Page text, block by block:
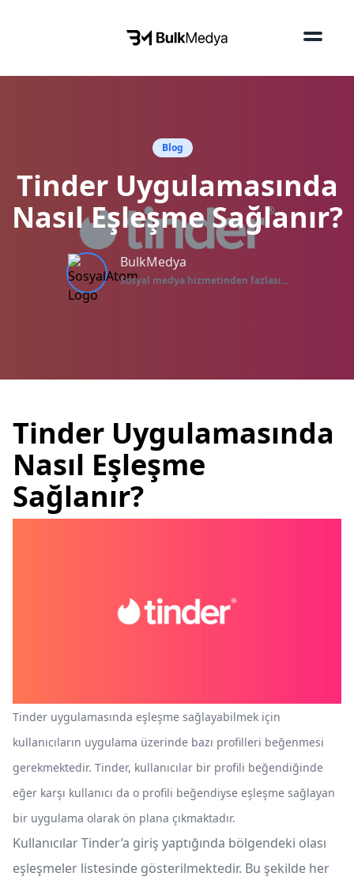
Blog
Tinder Uygulamasında
Nasıl Eşleşme Sağlanır?
BulkMedya
Sosyal medya hizmetinden fazlası...
Tinder Uygulamasında
Nasıl Eşleşme
Sağlanır?
Tinder uygulamasında eşleşme sağlayabilmek için
kullanıcıların uygulama üzerinde bazı profilleri beğenmesi
gerekmektedir. Tinder, kullanıcılar bir profili beğendiğinde
eğer karşı kullanıcı da o profili beğendiyse eşleşme sağlayan
bir uygulama olarak ön plana çıkmaktadır.
Kullanıcılar Tinder’a giriş yaptığında bölgendeki olası
eşleşmeler listesinde gösterilmektedir. Bu şekilde her